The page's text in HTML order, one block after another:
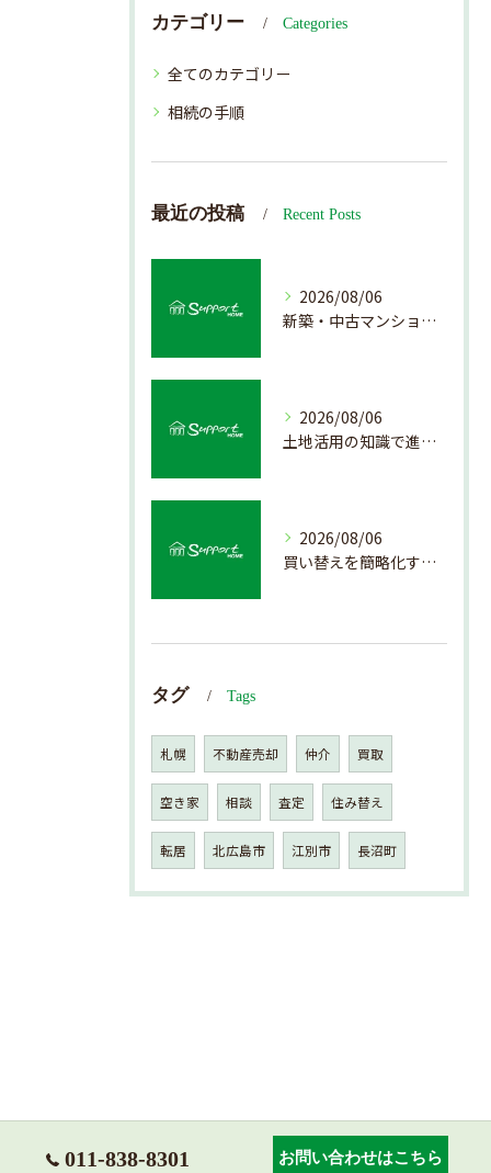
カテゴリー Categories
全てのカテゴリー
相続の手順
最近の投稿 Recent Posts
2026/08/06
新築・中古マンション売却の価値を見極める査定方法
2026/08/06
土地活用の知識で進める不動産売却成功法
2026/08/06
買い替えを簡略化する不動産売却の流れ解説
タグ Tags
札幌 不動産売却 仲介 買取
空き家 相談 査定 住み替え
転居 北広島市 江別市 長沼町
011-838-8301 お問い合わせはこちら